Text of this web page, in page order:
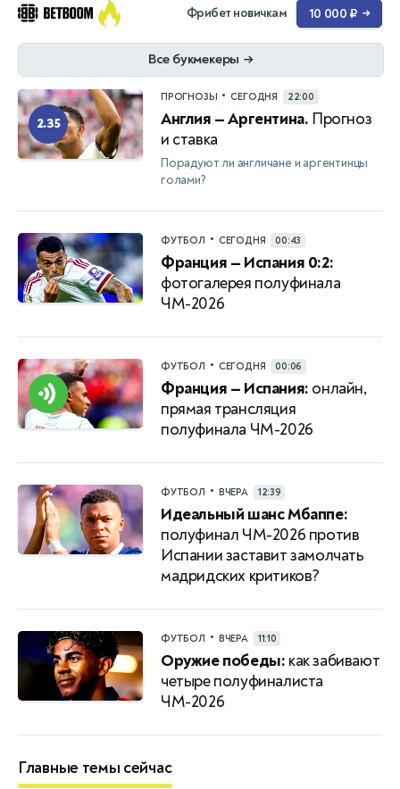
Фрибет новичкам 10 000 ₽ →
Все букмекеры →
2.35
ПРОГНОЗЫ • СЕГОДНЯ 22:00
Англия — Аргентина. Прогноз
и ставка
Порадуют ли англичане и аргентинцы
голами?
ФУТБОЛ • СЕГОДНЯ 00:43
Франция — Испания 0:2:
фотогалерея полуфинала
ЧМ-2026
ФУТБОЛ • СЕГОДНЯ 00:06
Франция — Испания: онлайн,
прямая трансляция
полуфинала ЧМ-2026
ФУТБОЛ • ВЧЕРА 12:39
Идеальный шанс Мбаппе:
полуфинал ЧМ-2026 против
Испании заставит замолчать
мадридских критиков?
ФУТБОЛ • ВЧЕРА 11:10
Оружие победы: как забивают
четыре полуфиналиста
ЧМ-2026
Главные темы сейчас